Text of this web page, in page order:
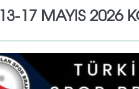
13-17 MAYIS 2026